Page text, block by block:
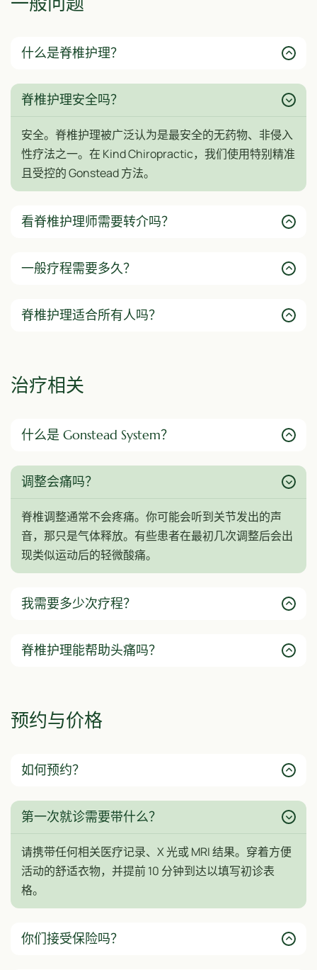
什么是脊椎护理？
脊椎护理安全吗？
安全。脊椎护理被广泛认为是最安全的无药物、非侵入
性疗法之一。在 Kind Chiropractic，我们使用特别精准
且受控的 Gonstead 方法。
看脊椎护理师需要转介吗？
一般疗程需要多久？
脊椎护理适合所有人吗？
治疗相关
什么是 Gonstead System？
调整会痛吗？
脊椎调整通常不会疼痛。你可能会听到关节发出的声
音，那只是气体释放。有些患者在最初几次调整后会出
现类似运动后的轻微酸痛。
我需要多少次疗程？
脊椎护理能帮助头痛吗？
预约与价格
如何预约？
第一次就诊需要带什么？
请携带任何相关医疗记录、X 光或 MRI 结果。穿着方便
活动的舒适衣物，并提前 10 分钟到达以填写初诊表
格。
你们接受保险吗？